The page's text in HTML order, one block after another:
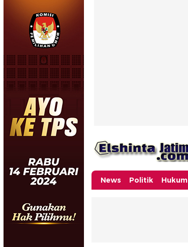
News Politik Hukum